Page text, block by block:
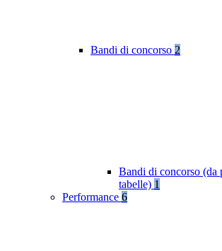
Bandi di concorso 2
Bandi di concorso (da
tabelle) 1
Performance 6